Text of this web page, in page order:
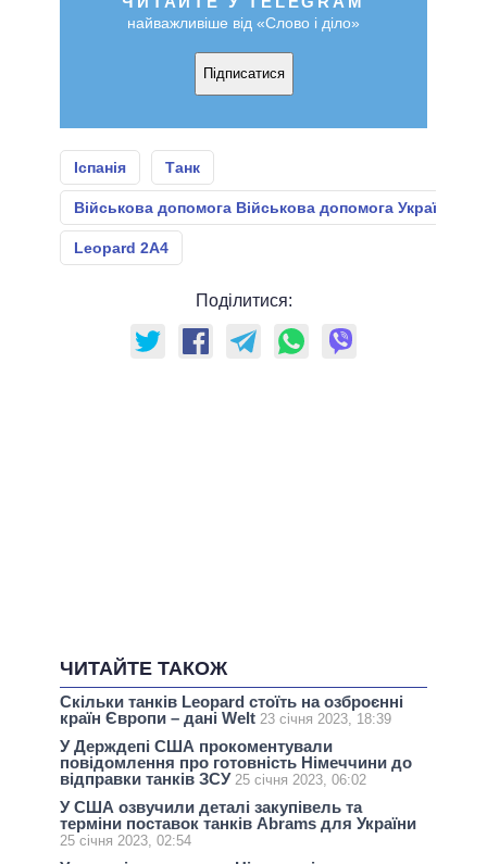
найважливіше від «Слово і діло»
Підписатися
Іспанія Танк
Військова допомога Військова допомога Україні
Leopard 2A4
Поділитися:
ЧИТАЙТЕ ТАКОЖ
Скільки танків Leopard стоїть на озброєнні
країн Європи – дані Welt 23 січня 2023, 18:39
У Держдепі США прокоментували
повідомлення про готовність Німеччини до
відправки танків ЗСУ 25 січня 2023, 06:02
У США озвучили деталі закупівель та
терміни поставок танків Abrams для України
25 січня 2023, 02:54